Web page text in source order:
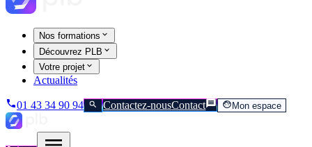
Nos formations
Découvrez PLB
Votre projet
Actualités
01 43 34 90 94 Contactez-nousContact Mon espace